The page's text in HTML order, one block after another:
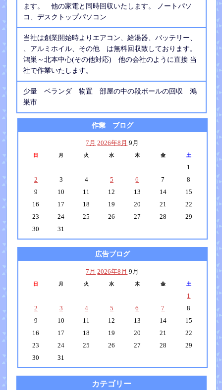
ます。 他の家電と同時回収いたします。 ノートパソ
コ、デスクトップパソコン
当社は創業開始時よりエアコン、給湯器、バッテリー、
、アルミホイル、その他 は無料回収致しております。
鴻巣～北本中心(その他対応) 他の会社のように直接 当
社で作業いたします。
少量 ベランダ 物置 部屋の中の段ボールの回収 鴻
巣市
作業 ブログ
7月 2026年8月 9月
日 月 火 水 木 金 土
1
2
3 4 5 6 7
8
9
10 11 12 13 14
15
16
17 18 19 20 21
22
23
24 25 26 27 28
29
30
31
広告ブログ
7月 2026年8月 9月
日 月 火 水 木 金 土
1
2
3 4 5 6 7
8
9
10 11 12 13 14
15
16
17 18 19 20 21
22
23
24 25 26 27 28
29
30
31
カテゴリー